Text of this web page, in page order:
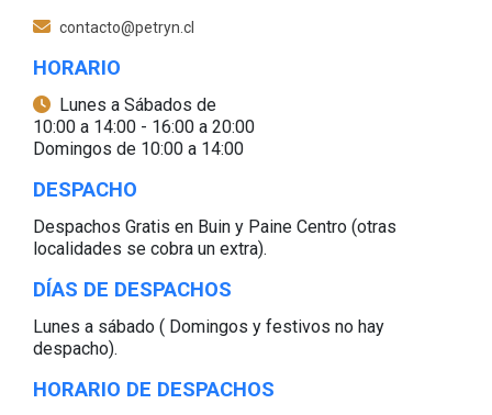
contacto@petryn.cl
HORARIO
Lunes a Sábados de
10:00 a 14:00 - 16:00 a 20:00
Domingos de 10:00 a 14:00
DESPACHO
Despachos Gratis en Buin y Paine Centro (otras
localidades se cobra un extra).
DÍAS DE DESPACHOS
Lunes a sábado ( Domingos y festivos no hay
despacho).
HORARIO DE DESPACHOS